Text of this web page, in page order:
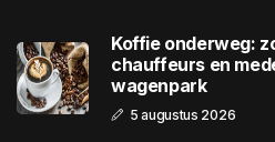
Koffie onderweg:
chauffeurs en
wagenpark
5 augustus 2026